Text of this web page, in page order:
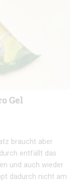
Gel
braucht aber
entfällt das
und auch wieder
dadurch nicht am